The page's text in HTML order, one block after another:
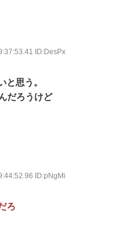
ID:DesPx
と思う。
だろうけど
ID:pNgMi
ろ